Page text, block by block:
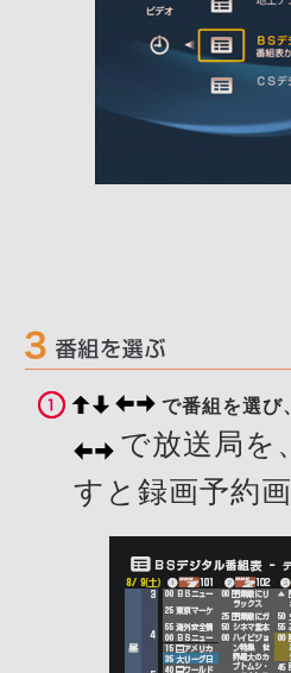
で番組を選び
で放送局を
すと録画予約